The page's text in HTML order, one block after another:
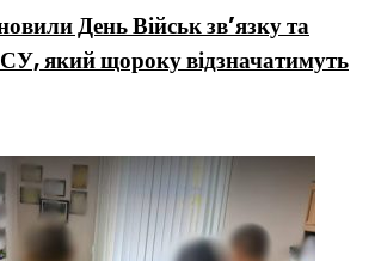
День Військ зв’язку та
який щороку відзначатимуть